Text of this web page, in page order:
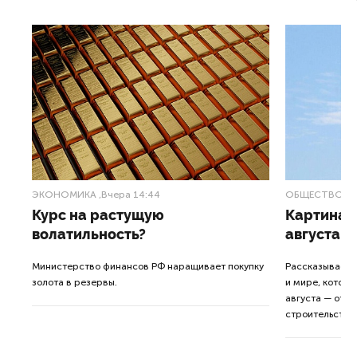
ЭКОНОМИКА ,Вчера 14:44
Курс на растущую
волатильность?
Министерство финансов РФ наращивает покупку
золота в резервы.
ОБЩЕСТВО
Картина
августа
Рассказываем
и мире,
августа — от